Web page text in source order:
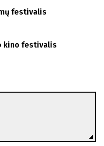
festivalis
kino festivalis